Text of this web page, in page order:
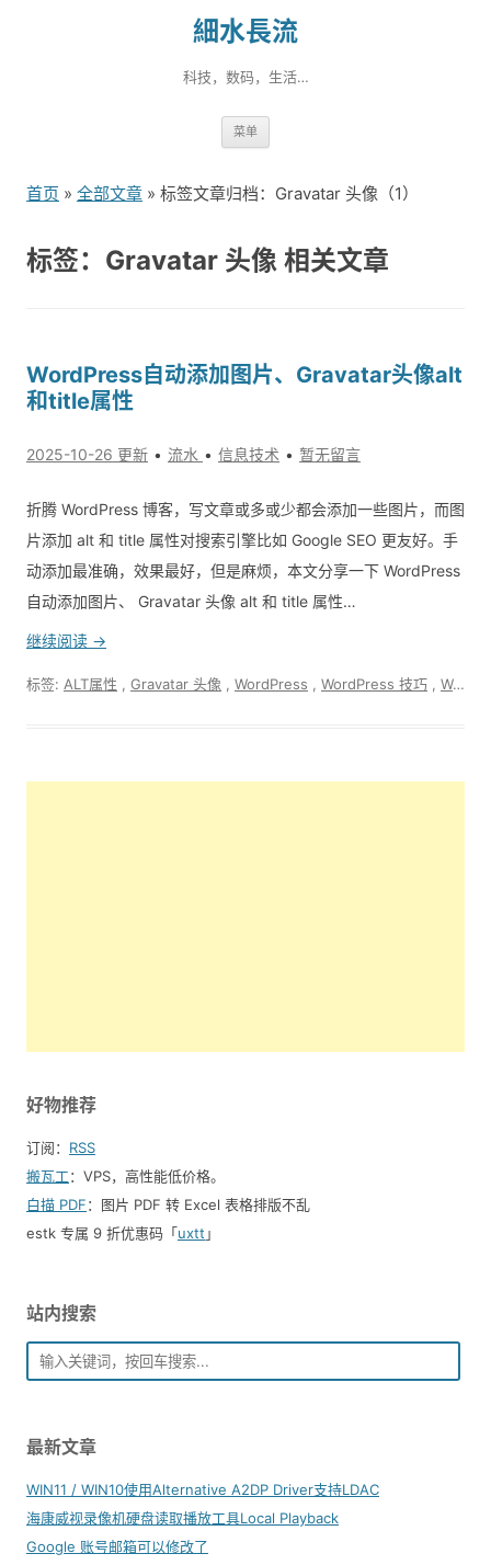
細水長流
科技，数码，生活…
菜单
到
首页 » 全部文章 » 标签文章归档：Gravatar 头像（1）
标签：Gravatar 头像 相关文章
WordPress自动添加图片、Gravatar头像alt
和title属性
2025-10-26 更新 流水 信息技术 暂无留言
折腾 WordPress 博客，写文章或多或少都会添加一些图片，而图
片添加 alt 和 title 属性对搜索引擎比如 Google SEO 更友好。手
动添加最准确，效果最好，但是麻烦，本文分享一下 WordPress
自动添加图片、 Gravatar 头像 alt 和 title 属性…
继续阅读 →
标签: ALT属性 Gravatar 头像 WordPress WordPress 技巧 WordPress 自动图片 alt
好物推荐
订阅： RSS
搬瓦工：VPS，高性能低价格。️
白描 PDF：图片 PDF 转 Excel 表格排版不乱
estk 专属 9 折优惠码「uxtt 」
站内搜索
最新文章
WIN11 / WIN10使用Alternative A2DP Driver支持LDAC
海康威视录像机硬盘读取播放工具Local Playback
Google 账号邮箱可以修改了